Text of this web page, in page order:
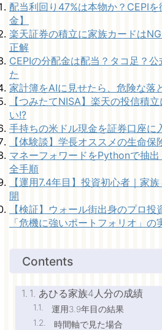
配当利回り47%は本物か？CEPI
金】
楽天証券の積立に家族カードは
正解
CEPIの分配金は配当？タコ足？
た
家計簿をAIに見せたら、危険な落
【つみたてNISA】楽天の投信積
い!?
手持ちの米ドル現金を証券口座に
【体験談】学長オススメの生命保
マネーフォワードをPythonで抽
全手順
【運用7.4年目】投資初心者｜家
開
【検証】ウォール街出身のプロ
「危機に強いポートフォリオ」の
Contents
1. あひる家族4人分の成績
運用3.9年目の結果
時間軸で見た場合